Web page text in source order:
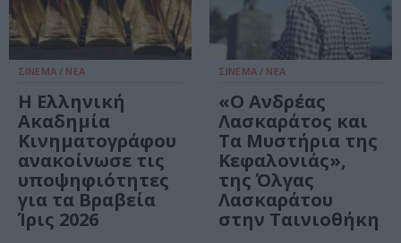
ΣΙΝΕΜΑ / ΝΕΑ
Η Ελληνική
Ακαδημία
Κινηματογράφου
ανακοίνωσε τις
υποψηφιότητες
για τα Βραβεία
Ίρις 2026
ΣΙΝΕΜΑ / ΝΕΑ
«Ο Ανδρέας
Λασκαράτος και
Τα Μυστήρια της
Κεφαλονιάς»,
της Όλγας
Λασκαράτου
στην Ταινιοθήκη